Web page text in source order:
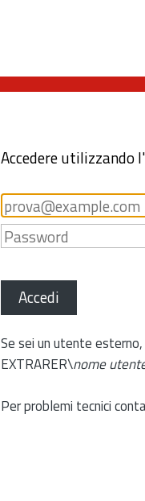
Accedere utilizzando
Accedi
Se sei un utente
EXTRARER\nome
Per problemi tecnici